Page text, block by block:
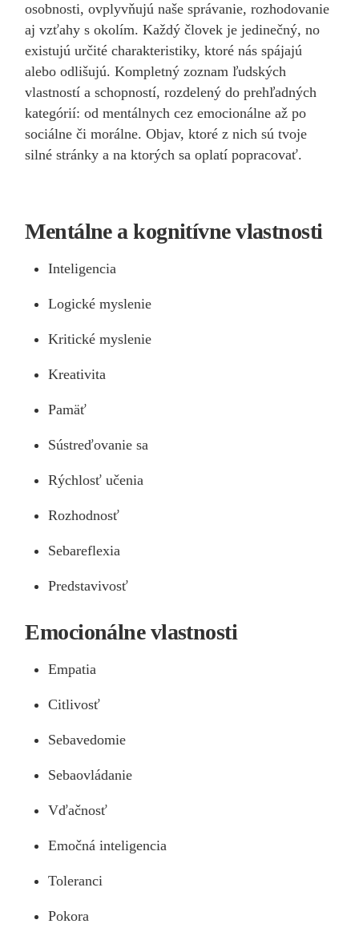
osobnosti, ovplyvňujú naše správanie, rozhodovanie
aj vzťahy s okolím. Každý človek je jedinečný, no
existujú určité charakteristiky, ktoré nás spájajú
alebo odlišujú. Kompletný zoznam ľudských
vlastností a schopností, rozdelený do prehľadných
kategórií: od mentálnych cez emocionálne až po
sociálne či morálne. Objav, ktoré z nich sú tvoje
silné stránky a na ktorých sa oplatí popracovať.
Mentálne a kognitívne vlastnosti
Inteligencia
Logické myslenie
Kritické myslenie
Kreativita
Pamäť
Sústreďovanie sa
Rýchlosť učenia
Rozhodnosť
Sebareflexia
Predstavivosť
Emocionálne vlastnosti
Empatia
Citlivosť
Sebavedomie
Sebaovládanie
Vďačnosť
Emočná inteligencia
Toleranci
Pokora